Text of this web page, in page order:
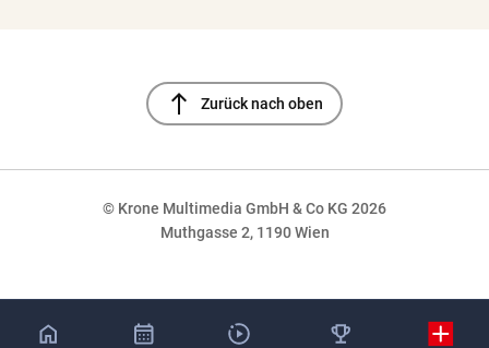
north Zurück nach oben
© Krone Multimedia GmbH & Co KG 2026
Muthgasse 2, 1190 Wien
NaN%